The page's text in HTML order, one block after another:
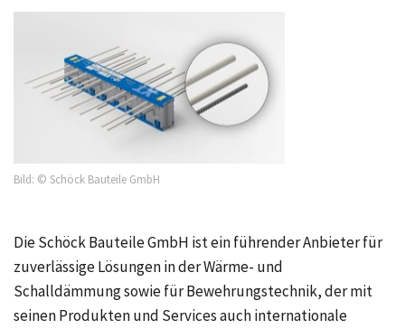
Bild: © Schöck Bauteile GmbH
Die Schöck Bauteile GmbH ist ein führender Anbieter für
zuverlässige Lösungen in der Wärme- und
Schalldämmung sowie für Bewehrungstechnik, der mit
seinen Produkten und Services auch internationale